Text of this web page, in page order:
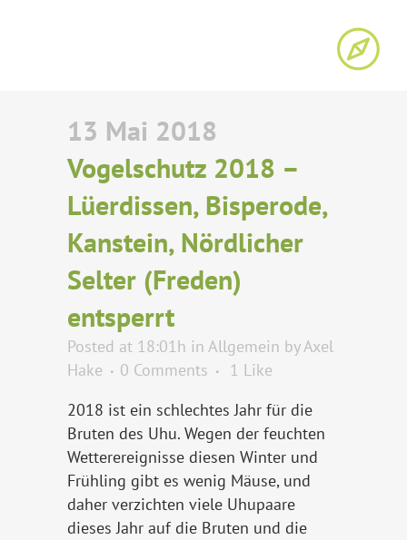
13 Mai 2018
Vogelschutz 2018 –
Lüerdissen, Bisperode,
Kanstein, Nördlicher
Selter (Freden)
entsperrt
Posted at 18:01h in Allgemein byAxel
Hake
0 Comments 1 Like
2018 ist ein schlechtes Jahr für die
Bruten des Uhu. Wegen der feuchten
Wetterereignisse diesen Winter und
Frühling gibt es wenig Mäuse, und
daher verzichten viele Uhupaare
dieses Jahr auf die Bruten und die